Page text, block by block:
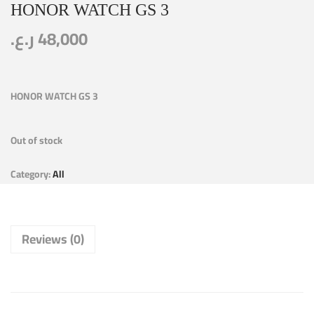
HONOR WATCH GS 3
48,000ر.ع.
HONOR WATCH GS 3
Out of stock
Category:All
Reviews (0)